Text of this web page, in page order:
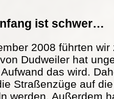
ist schwer…
2008 führten
Dudweiler hat
das wird.
Straßenzüge auf
werden. Außerdem